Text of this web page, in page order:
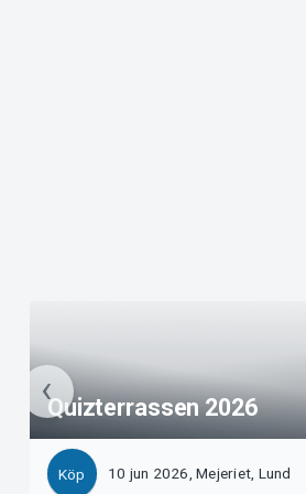
Quizterrassen 2026
Köp 10 jun 2026, Mejeriet, Lund